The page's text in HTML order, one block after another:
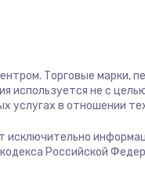
Clever clean
DEXP
Pioneer
Торговые марки,
используется не с
услугах в отношении
Российской